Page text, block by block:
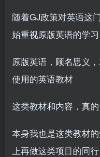
随着GJ政策对英语这
始重视原版英语的学习
原版英语，顾名思义
使用的英语教材
这类教材和内容，真
本身我也是这类教材
上再做这类项目的同行